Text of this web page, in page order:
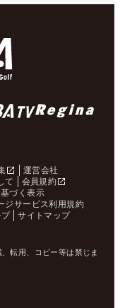
運営会社
て
会員規約
づく表示
ジサービス利用規約
サイトマップ
転用、コピー等は禁じま